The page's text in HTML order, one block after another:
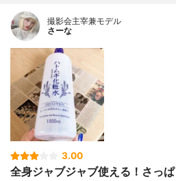
撮影会主宰兼モデル
さーな
3.00
全身ジャブジャブ使える！さっぱ